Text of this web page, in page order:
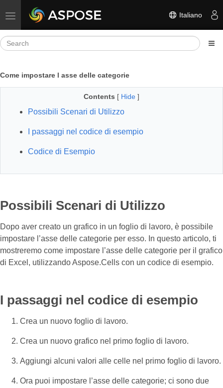
Toggle navigation Italiano
Come impostare l asse delle categorie
Contents [ Hide ]
Possibili Scenari di Utilizzo
I passaggi nel codice di esempio
Codice di Esempio
Possibili Scenari di Utilizzo
Dopo aver creato un grafico in un foglio di lavoro, è possibile
impostare l’asse delle categorie per esso. In questo articolo, ti
mostreremo come impostare l’asse delle categorie per il grafico
di Excel, utilizzando Aspose.Cells con un codice di esempio.
I passaggi nel codice di esempio
Crea un nuovo foglio di lavoro.
Crea un nuovo grafico nel primo foglio di lavoro.
Aggiungi alcuni valori alle celle nel primo foglio di lavoro.
Ora puoi impostare l’asse delle categorie; ci sono due